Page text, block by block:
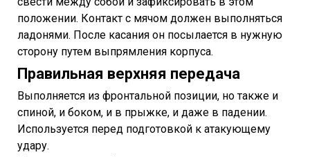
положении. Контакт с мячом должен выполняться
ладонями. После касания он посылается в нужную
сторону путем выпрямления корпуса.
Правильная верхняя передача
Выполняется из фронтальной позиции, но также и
спиной, и боком, и в прыжке, и даже в падении.
Используется перед подготовкой к атакующему
удару.